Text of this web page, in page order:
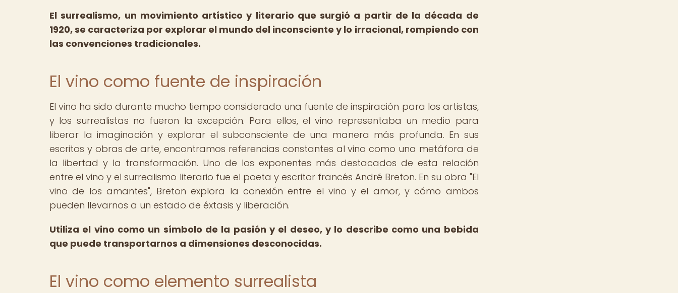
El surrealismo, un movimiento artístico y literario que surgió a partir de la década de
1920, se caracteriza por explorar el mundo del inconsciente y lo irracional, rompiendo con
las convenciones tradicionales.
El vino como fuente de inspiración
El vino ha sido durante mucho tiempo considerado una fuente de inspiración para los artistas,
y los surrealistas no fueron la excepción. Para ellos, el vino representaba un medio para
liberar la imaginación y explorar el subconsciente de una manera más profunda. En sus
escritos y obras de arte, encontramos referencias constantes al vino como una metáfora de
la libertad y la transformación. Uno de los exponentes más destacados de esta relación
entre el vino y el surrealismo literario fue el poeta y escritor francés André Breton. En su obra "El
vino de los amantes", Breton explora la conexión entre el vino y el amor, y cómo ambos
pueden llevarnos a un estado de éxtasis y liberación.
Utiliza el vino como un símbolo de la pasión y el deseo, y lo describe como una bebida
que puede transportarnos a dimensiones desconocidas.
El vino como elemento surrealista